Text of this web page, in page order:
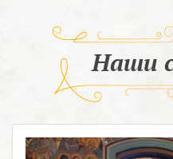
Наши